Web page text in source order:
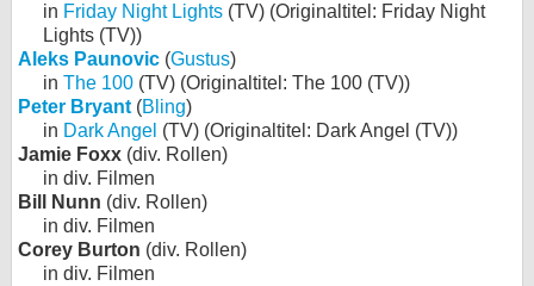
in Friday Night Lights (TV) (Originaltitel: Friday Night
Lights (TV))
Aleks Paunovic (Gustus)
in The 100 (TV) (Originaltitel: The 100 (TV))
Peter Bryant (Bling)
in Dark Angel (TV) (Originaltitel: Dark Angel (TV))
Jamie Foxx (div. Rollen)
in div. Filmen
Bill Nunn (div. Rollen)
in div. Filmen
Corey Burton (div. Rollen)
in div. Filmen